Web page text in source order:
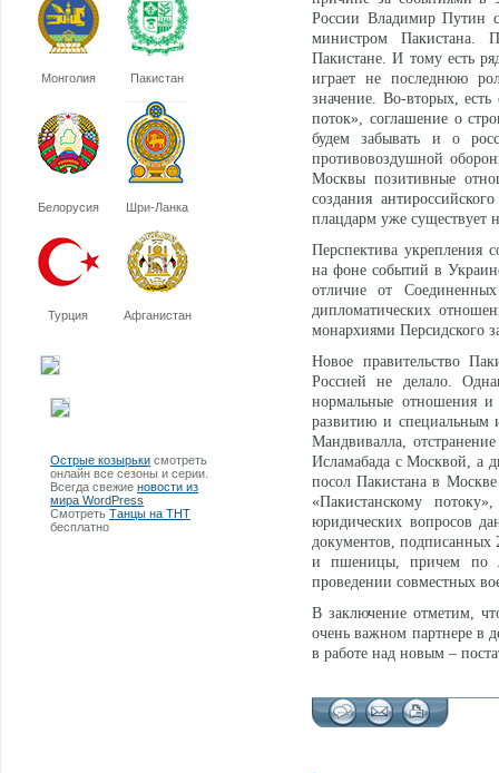
Монголия Пакистан
Белорусия Шри-Ланка
Турция Афганистан
Острые козырьки смотреть
онлайн все сезоны и серии.
Всегда свежие новости из
мира WordPress
Смотреть Танцы на ТНТ
бесплатно
России Владимир Путин
министром Пакистана.
Пакистане. И тому есть
играет не последнюю
значение. Во-вторых,
поток», соглашение о
будем забывать и о
противовоздушной
Москвы позитивные
создания
плацдарм уже существует
Перспектива укрепления
на фоне событий в
отличие от
дипломатических
монархиями Персидского
Новое правительство
Россией не делало.
нормальные отношения и
развитию и специальным
Мандвивалла,
Исламабада с Москвой, а
посол Пакистана в
«Пакистанскому
юридических вопросов
документов, подписанных
и пшеницы, причем по
проведении совместных
В заключение отметим,
очень важном партнере в
в работе над новым –